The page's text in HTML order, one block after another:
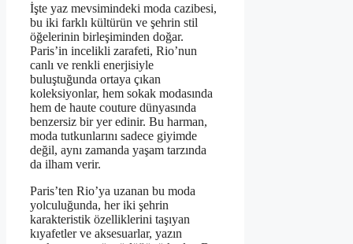
İşte yaz mevsimindeki moda cazibesi,
bu iki farklı kültürün ve şehrin stil
öğelerinin birleşiminden doğar.
Paris’in incelikli zarafeti, Rio’nun
canlı ve renkli enerjisiyle
buluştuğunda ortaya çıkan
koleksiyonlar, hem sokak modasında
hem de haute couture dünyasında
benzersiz bir yer edinir. Bu harman,
moda tutkunlarını sadece giyimde
değil, aynı zamanda yaşam tarzında
da ilham verir.
Paris’ten Rio’ya uzanan bu moda
yolculuğunda, her iki şehrin
karakteristik özelliklerini taşıyan
kıyafetler ve aksesuarlar, yazın